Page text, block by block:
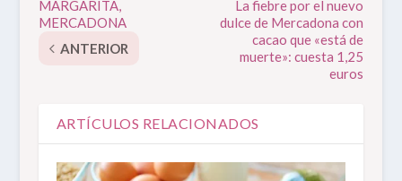
MARGARITA,
MERCADONA
ANTERIOR
La fiebre por el nuevo
dulce de Mercadona con
cacao que «está de
muerte»: cuesta 1,25
euros
ARTÍCULOS RELACIONADOS